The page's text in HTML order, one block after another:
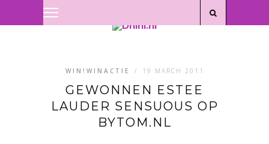
WIN!WINACTIE / 19 MARCH 2011
GEWONNEN ESTEE
LAUDER SENSUOUS OP
BYTOM.NL